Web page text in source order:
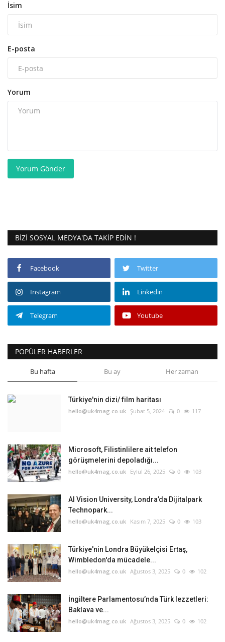
İsim
E-posta
Yorum
Yorum Gönder
BIZI SOSYAL MEDYA'DA TAKIP EDIN !
Facebook Twitter
Instagram Linkedin
Telegram Youtube
POPÜLER HABERLER
Bu hafta Bu ay Her zaman
Türkiye'nin dizi/ film haritası
hello@uk4mag.co.uk Şubat 5, 2024 0 117
Microsoft, Filistinlilere ait telefon
görüşmelerini depoladığı...
hello@uk4mag.co.uk Eylül 26, 2025 0 103
AI Vision University, Londra’da Dijitalpark
Technopark...
hello@uk4mag.co.uk Kasım 7, 2025 0 103
Türkiye'nin Londra Büyükelçisi Ertaş,
Wimbledon'da mücadele...
hello@uk4mag.co.uk Ağustos 3, 2025 0 102
İngiltere Parlamentosu’nda Türk lezzetleri:
Baklava ve...
hello@uk4mag.co.uk Ağustos 3, 2025 0 102